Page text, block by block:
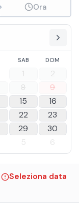
Ora
SAB DOM
1
2
8
9
15
16
22
23
29
30
5 6
Seleziona data